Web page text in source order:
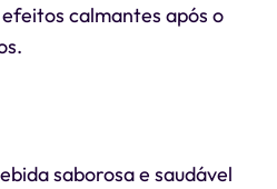
calmantes após o
saborosa e saudável